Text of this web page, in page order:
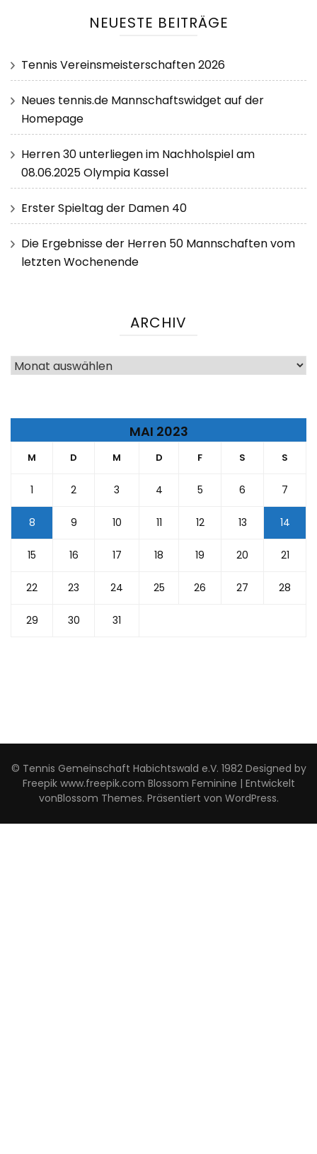
NEUESTE BEITRÄGE
Tennis Vereinsmeisterschaften 2026
Neues tennis.de Mannschaftswidget auf der
Homepage
Herren 30 unterliegen im Nachholspiel am
08.06.2025 Olympia Kassel
Erster Spieltag der Damen 40
Die Ergebnisse der Herren 50 Mannschaften vom
letzten Wochenende
ARCHIV
Archiv
MAI 2023
M D M D F S S
1 2 3 4 5 6 7
8 9 10 11 12 13 14
15 16 17 18 19 20 21
22 23 24 25 26 27 28
29 30 31
© Tennis Gemeinschaft Habichtswald e.V. 1982 Designed by
Freepik www.freepik.com Blossom Feminine | Entwickelt
vonBlossom Themes. Präsentiert von WordPress.